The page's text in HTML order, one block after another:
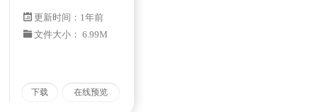
更新时间： 1年前
文件大小： 6.99M
下载 在线预览